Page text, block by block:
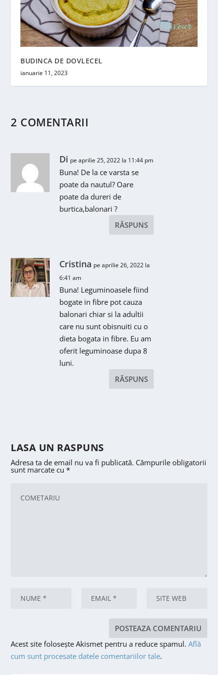
BUDINCA DE DOVLECEL
ianuarie 11, 2023
2 COMENTARII
Di pe aprilie 25, 2022 la 11:44 pm
Buna! De la ce varsta se
poate da nautul? Oare
poate da dureri de
burtica,balonari ?
RĂSPUNS
Cristina pe aprilie 26, 2022 la
6:41 am
Buna! Leguminoasele fiind
bogate in fibre pot cauza
balonari chiar si la adultii
care nu sunt obisnuiti cu o
dieta bogata in fibre. Eu am
oferit leguminoase dupa 8
luni.
RĂSPUNS
LASA UN RASPUNS
Adresa ta de email nu va fi publicată. Câmpurile obligatorii
sunt marcate cu*
Acest site folosește Akismet pentru a reduce spamul.Află
cum sunt procesate datele comentariilor tale.